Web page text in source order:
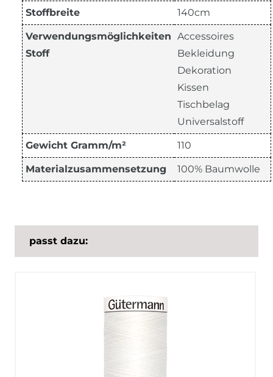
Stoffbreite 140cm
Verwendungsmöglichkeiten
Stoff
Accessoires
Bekleidung
Dekoration
Kissen
Tischbelag
Universalstoff
Gewicht Gramm/m² 110
Materialzusammensetzung 100% Baumwolle
passt dazu: